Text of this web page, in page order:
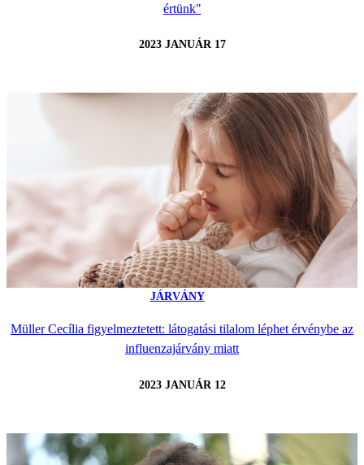
értünk"
2023 JANUÁR 17
JÁRVÁNY
Müller Cecília figyelmeztetett: látogatási tilalom léphet érvénybe az
influenzajárvány miatt
2023 JANUÁR 12